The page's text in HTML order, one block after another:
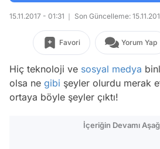
15.11.2017 - 01:31 Son Güncelleme:
Favori Yorum Yap
Hiç teknoloji ve sosyal medya
olsa ne gibi şeyler olurdu merak
ortaya böyle şeyler çıktı!
İçeriğin Devamı